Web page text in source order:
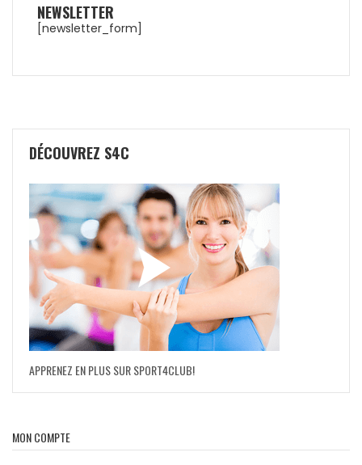
NEWSLETTER
[newsletter_form]
DÉCOUVREZ S4C
APPRENEZ EN PLUS SUR SPORT4CLUB!
MON COMPTE